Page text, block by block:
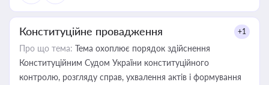
Конституційне провадження +1
Про що тема: Тема охоплює порядок здійснення
Конституційним Судом України конституційного
контролю, розгляду справ, ухвалення актів і формування